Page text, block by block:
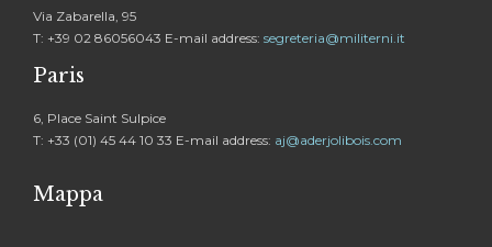
Via Zabarella, 95
T: +39 02 86056043 E-mail address: segreteria@militerni.it
Paris
6, Place Saint Sulpice
T: +33 (01) 45 44 10 33 E-mail address: aj@aderjolibois.com
Mappa